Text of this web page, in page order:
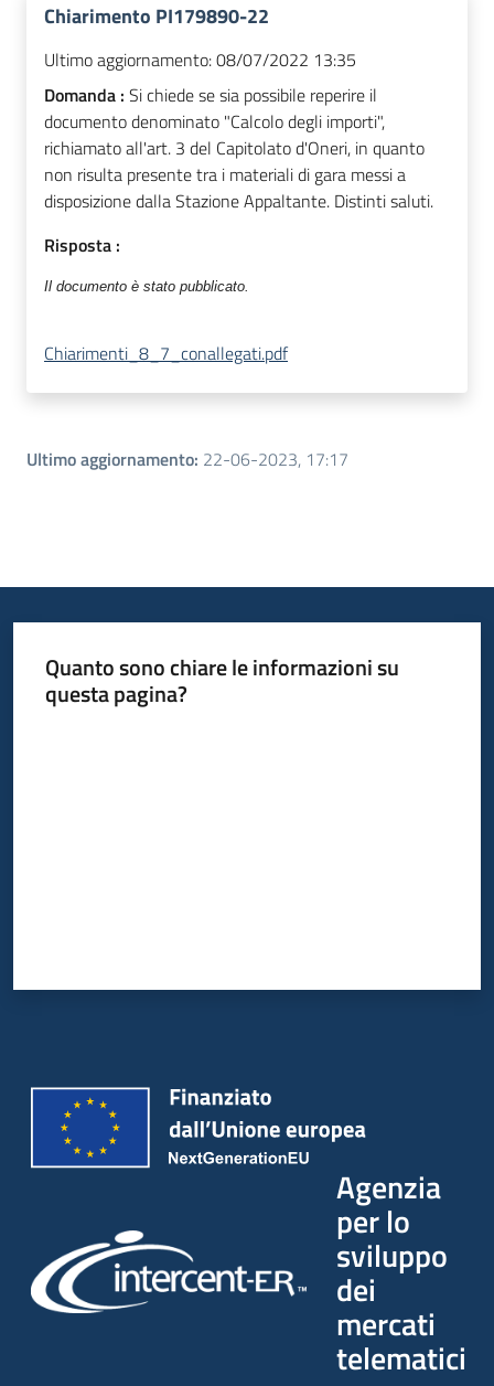
Chiarimento PI179890-22
Ultimo aggiornamento:08/07/2022 13:35
Domanda : Si chiede se sia possibile reperire il
documento denominato "Calcolo degli importi",
richiamato all'art. 3 del Capitolato d'Oneri, in quanto
non risulta presente tra i materiali di gara messi a
disposizione dalla Stazione Appaltante. Distinti saluti.
Risposta :
Il documento è stato pubblicato.
Chiarimenti_8_7_conallegati.pdf
Ultimo aggiornamento: 22-06-2023, 17:17
Quanto sono chiare le informazioni su
questa pagina?
Agenzia
per lo
sviluppo
dei
mercati
telematici